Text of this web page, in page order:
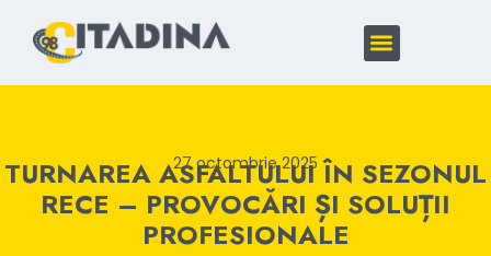
27 octombrie 2025
TURNAREA ASFALTULUI ÎN SEZONUL
RECE – PROVOCĂRI ȘI SOLUȚII
PROFESIONALE